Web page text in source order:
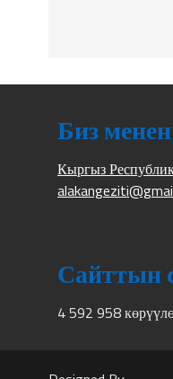
Биз
Кыргыз
Сайттын
4 592 958